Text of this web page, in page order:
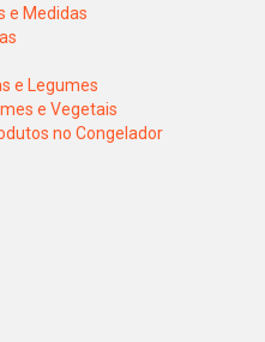
e Medidas
e Legumes
e Vegetais
no Congelador